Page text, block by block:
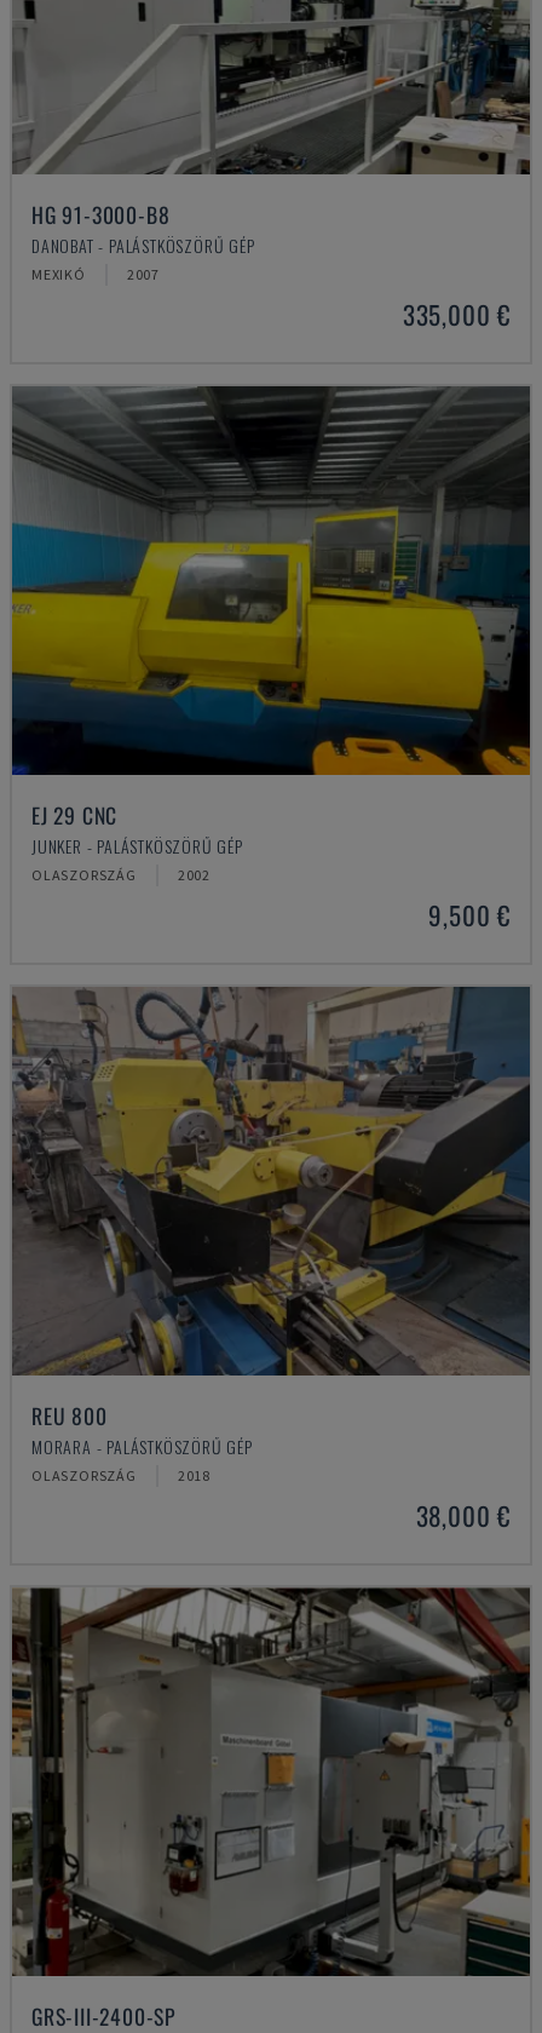
HG 91-3000-B8
DANOBAT - PALÁSTKÖSZÖRŰ GÉP
MEXIKÓ 2007
335,000 €
EJ 29 CNC
JUNKER - PALÁSTKÖSZÖRŰ GÉP
OLASZORSZÁG 2002
9,500 €
REU 800
MORARA - PALÁSTKÖSZÖRŰ GÉP
OLASZORSZÁG 2018
38,000 €
GRS-III-2400-SP